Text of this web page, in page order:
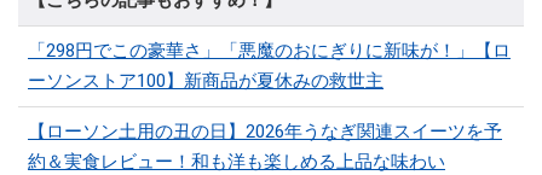
「298円でこの豪華さ」「悪魔のおにぎりに新味が！」【ロ
ーソンストア100】新商品が夏休みの救世主
【ローソン土用の丑の日】2026年うなぎ関連スイーツを予
約＆実食レビュー！和も洋も楽しめる上品な味わい